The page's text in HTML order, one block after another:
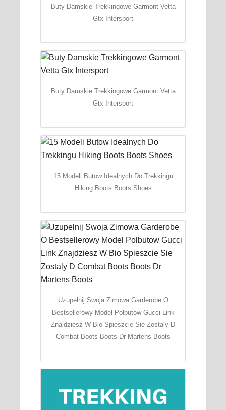
Buty Damskie Trekkingowe Garmont Vetta
Gtx Intersport
Buty Damskie Trekkingowe Garmont Vetta
Gtx Intersport
15 Modeli Butow Idealnych Do Trekkingu
Hiking Boots Boots Shoes
Uzupelnij Swoja Zimowa Garderobe O
Bestsellerowy Model Polbutow Gucci Link
Znajdziesz W Bio Spieszcie Sie Zostaly D
Combat Boots Boots Dr Martens Boots